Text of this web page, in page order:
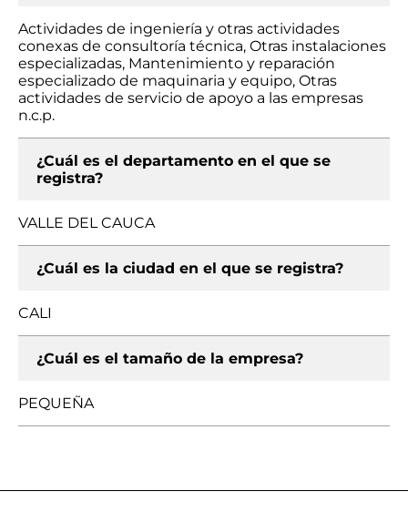
Actividades de ingeniería y otras actividades
conexas de consultoría técnica, Otras instalaciones
especializadas, Mantenimiento y reparación
especializado de maquinaria y equipo, Otras
actividades de servicio de apoyo a las empresas
n.c.p.
¿Cuál es el departamento en el que se
registra?
VALLE DEL CAUCA
¿Cuál es la ciudad en el que se registra?
CALI
¿Cuál es el tamaño de la empresa?
PEQUEÑA